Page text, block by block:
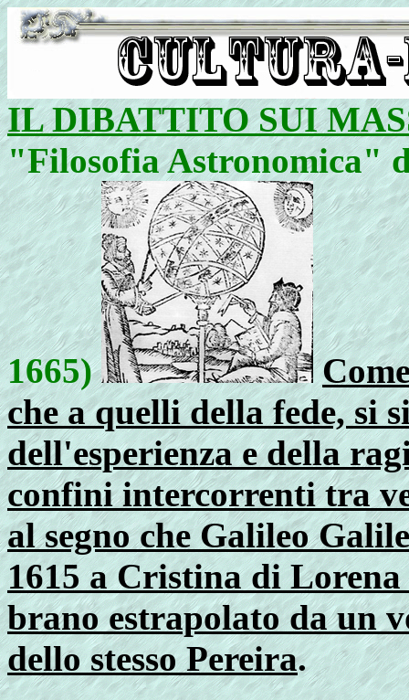
IL DIBATTITO SUI
"Filosofia Astronomica"
1665)
che a quelli della fede, si
dell'esperienza e della
confini intercorrenti tra
al segno che Galileo
1615 a Cristina di Lorena
brano estrapolato da un
dello stesso Pereira.